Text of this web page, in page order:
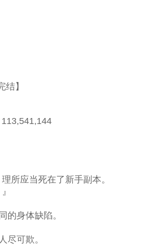
】
所应当死在了新手副本。
的身体缺陷。
尽可欺。